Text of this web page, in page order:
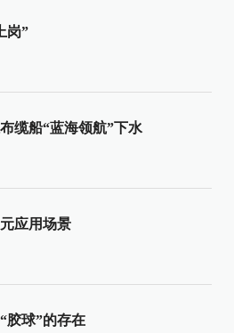
岗”
缆船“蓝海领航”下水
应用场景
胶球”的存在